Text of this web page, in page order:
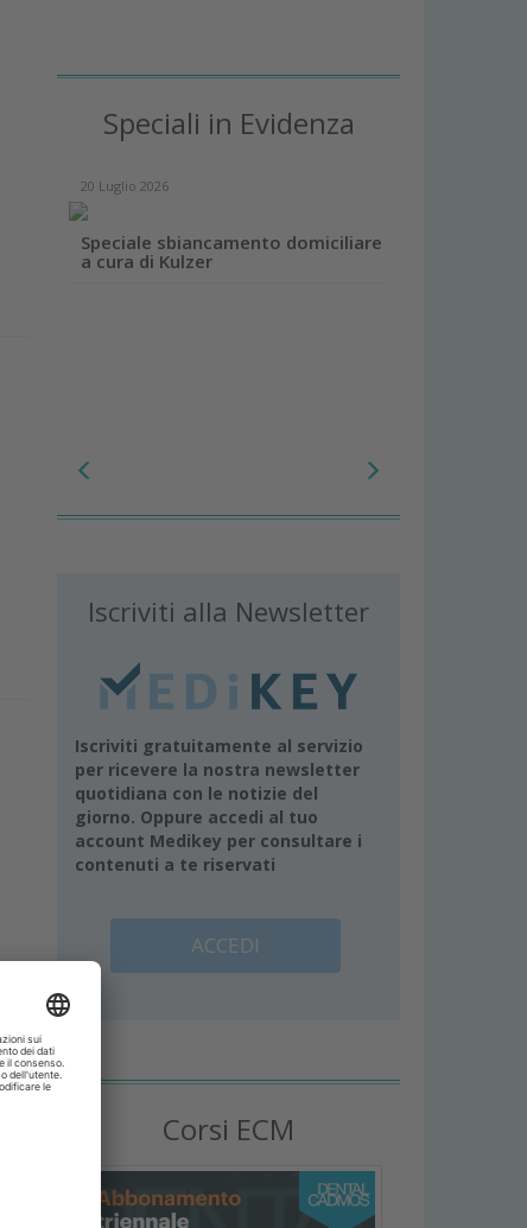
Speciali in Evidenza
20 Luglio 2026
Speciale sbiancamento domiciliare
a cura di Kulzer
Iscriviti alla Newsletter
Iscriviti gratuitamente al servizio
per ricevere la nostra newsletter
quotidiana con le notizie del
giorno. Oppure accedi al tuo
account Medikey per consultare i
contenuti a te riservati
ACCEDI
Corsi ECM